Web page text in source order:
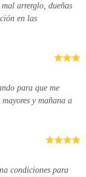
arrerglo, dueñas
en las
para que me
y mañana a
condiciones para